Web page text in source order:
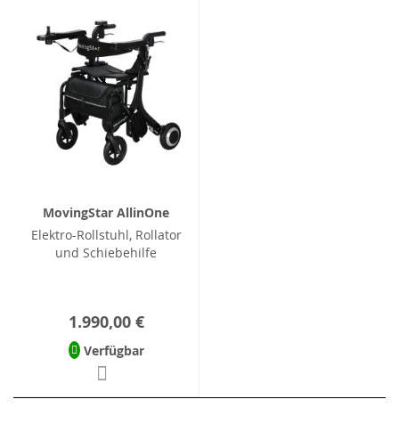
MovingStar AllinOne
Elektro-Rollstuhl, Rollator
und Schiebehilfe
1.990,00 €
Verfügbar